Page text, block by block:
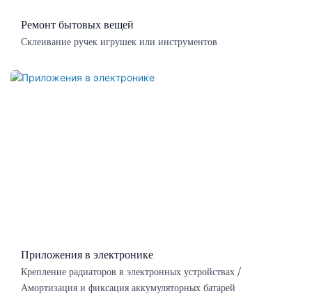
Ремонт бытовых вещей
Склеивание ручек игрушек или инструментов
Приложения в электронике
Крепление радиаторов в электронных устройствах /
Амортизация и фиксация аккумуляторных батарей